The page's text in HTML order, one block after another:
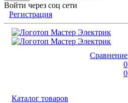
Войти через соц сети
Регистрация
Сравнение
0
0
Каталог товаров